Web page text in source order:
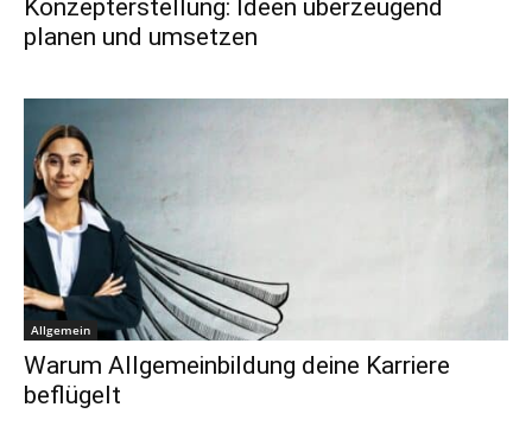
Konzepterstellung: Ideen überzeugend
planen und umsetzen
Allgemein
Warum Allgemeinbildung deine Karriere
beflügelt